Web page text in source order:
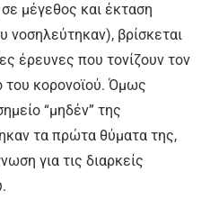
μέγεθος και έκταση
νοσηλεύτηκαν), βρίσκεται
έρευνες που τονίζουν τον
του κορονοϊού. Όμως
“μηδέν” της
τα πρώτα θύματα της,
για τις διαρκείς